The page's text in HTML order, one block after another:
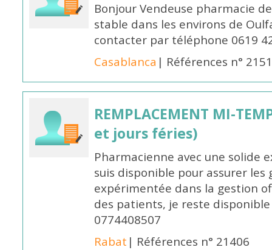
Bonjour Vendeuse pharmacie
stable dans les environs de
contacter par téléphone 0619
Casablanca | Références n°
REMPLACEMENT MI-
et jours féries)
Pharmacienne avec une solide
suis disponible pour assurer les
expérimentée dans la gestion
des patients, je reste
0774408507
Rabat | Références n° 21406